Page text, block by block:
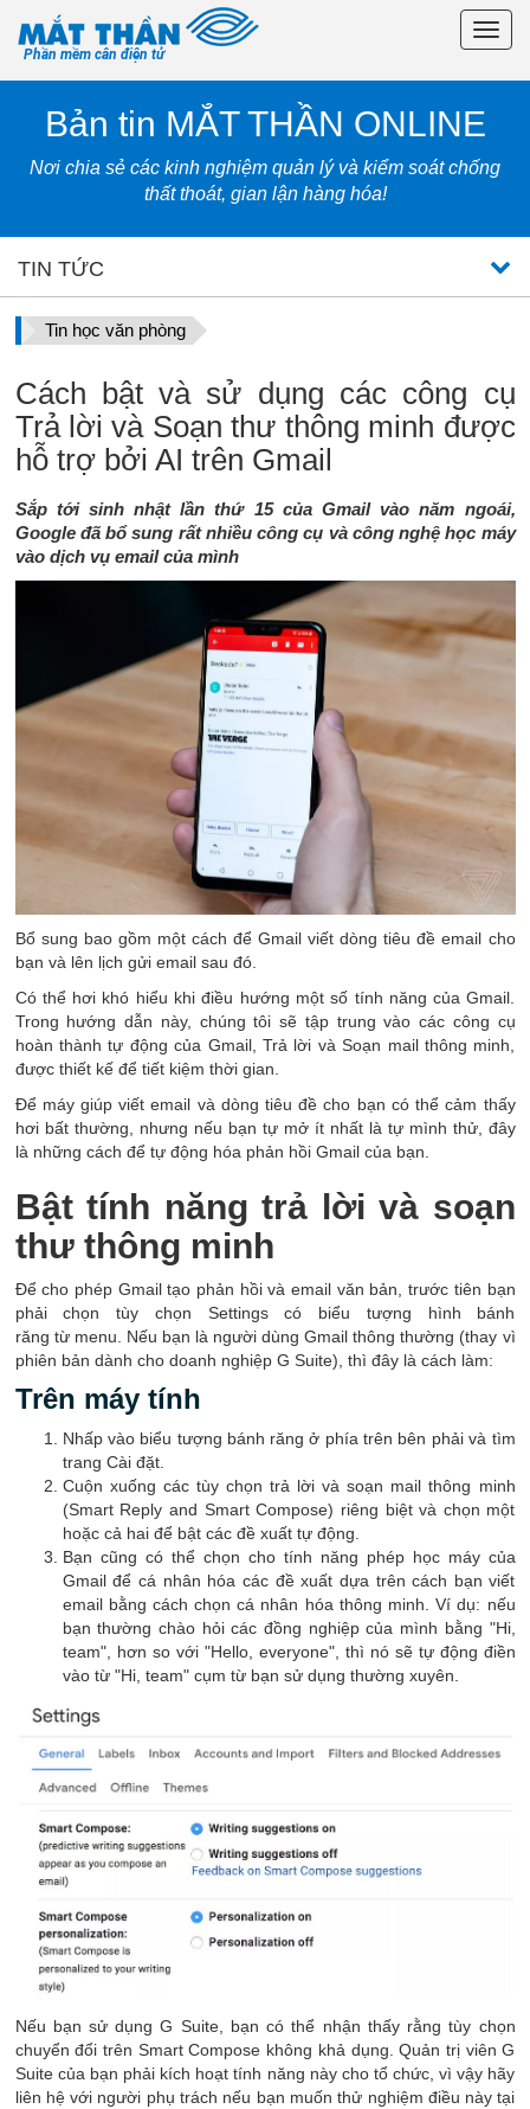
Phần mềm cân điện tử
Bản tin MẮT THẦN ONLINE
Nơi chia sẻ các kinh nghiệm quản lý và kiểm soát chống
thất thoát, gian lận hàng hóa!
TIN TỨC
Tin học văn phòng
Cách bật và sử dụng các công cụ
Trả lời và Soạn thư thông minh được
hỗ trợ bởi AI trên Gmail
Sắp tới sinh nhật lần thứ 15 của Gmail vào năm ngoái,
Google đã bổ sung rất nhiều công cụ và công nghệ học máy
vào dịch vụ email của mình
Bổ sung bao gồm một cách để Gmail viết dòng tiêu đề email cho
bạn và lên lịch gửi email sau đó.
Có thể hơi khó hiểu khi điều hướng một số tính năng của Gmail.
Trong hướng dẫn này, chúng tôi sẽ tập trung vào các công cụ
hoàn thành tự động của Gmail, Trả lời và Soạn mail thông minh,
được thiết kế để tiết kiệm thời gian.
Để máy giúp viết email và dòng tiêu đề cho bạn có thể cảm thấy
hơi bất thường, nhưng nếu bạn tự mở ít nhất là tự mình thử, đây
là những cách để tự động hóa phản hồi Gmail của bạn.
Bật tính năng trả lời và soạn
thư thông minh
Để cho phép Gmail tạo phản hồi và email văn bản, trước tiên bạn
phải chọn tùy chọn Settings có biểu tượng hình bánh
răng từ menu. Nếu bạn là người dùng Gmail thông thường (thay vì
phiên bản dành cho doanh nghiệp G Suite), thì đây là cách làm:
Trên máy tính
Nhấp vào biểu tượng bánh răng ở phía trên bên phải và tìm
trang Cài đặt.
Cuộn xuống các tùy chọn trả lời và soạn mail thông minh
(Smart Reply and Smart Compose) riêng biệt và chọn một
hoặc cả hai để bật các đề xuất tự động.
Bạn cũng có thể chọn cho tính năng phép học máy của
Gmail để cá nhân hóa các đề xuất dựa trên cách bạn viết
email bằng cách chọn cá nhân hóa thông minh. Ví dụ: nếu
bạn thường chào hỏi các đồng nghiệp của mình bằng "Hi,
team", hơn so với "Hello, everyone", thì nó sẽ tự động điền
vào từ "Hi, team" cụm từ bạn sử dụng thường xuyên.
Nếu bạn sử dụng G Suite, bạn có thể nhận thấy rằng tùy chọn
chuyển đổi trên Smart Compose không khả dụng. Quản trị viên G
Suite của bạn phải kích hoạt tính năng này cho tổ chức, vì vậy hãy
liên hệ với người phụ trách nếu bạn muốn thử nghiệm điều này tại